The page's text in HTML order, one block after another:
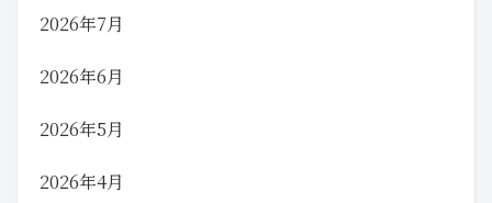
2026年7月
2026年6月
2026年5月
2026年4月